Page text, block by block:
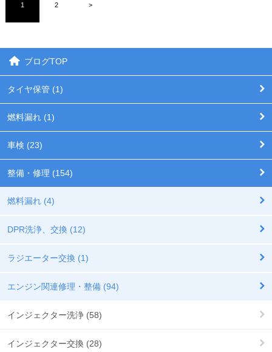
1 2 >
ブログTOP
タイヤ保管 (1)
燃料漏れ (1)
車検 (23)
整備・修理 (154)
燃料漏れ (4)
DPR洗浄、交換 (12)
ラジエーター交換 (1)
エンジン関連修理・整備 (94)
インジェクター洗浄 (58)
インジェクター交換 (28)